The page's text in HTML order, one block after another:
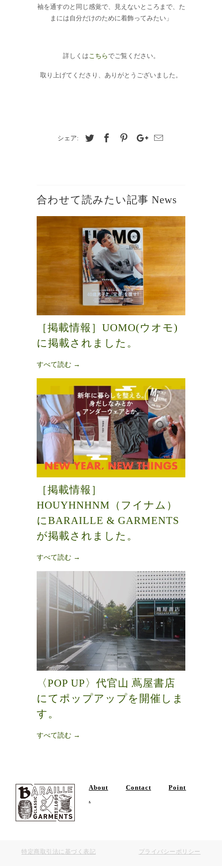
袖を通すのと同じ感覚で、見えないところまで、た
まには自分だけのために着飾ってみたい」
詳しくはこちらでご覧ください。
取り上げてくださり、ありがとうございました。
シェア:
合わせて読みたい記事 News
［掲載情報］UOMO(ウオモ)
に掲載されました。
すべて読む →
［掲載情報］
HOUYHNHNM（フイナム）
にBARAILLE & GARMENTS
が掲載されました。
すべて読む →
〈POP UP〉代官山 蔦屋書店
にてポップアップを開催しま
す。
すべて読む →
About Contact
Point
.
特定商取引法に基づく表記 プライバシーポリシー